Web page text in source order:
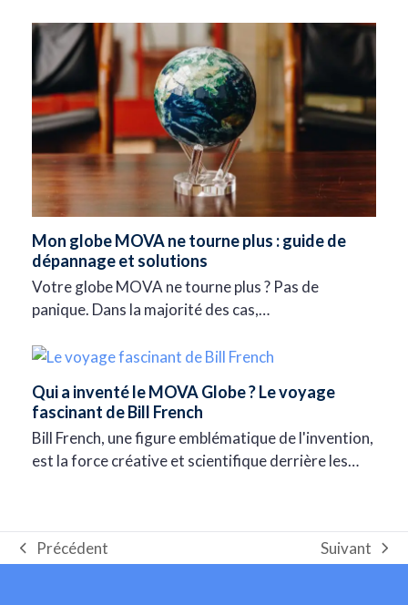
Mon globe MOVA ne tourne plus : guide de
dépannage et solutions
Votre globe MOVA ne tourne plus ? Pas de
panique. Dans la majorité des cas,…
Qui a inventé le MOVA Globe ? Le voyage
fascinant de Bill French
Bill French, une figure emblématique de l'invention,
est la force créative et scientifique derrière les…
Onglet
Précédent
next
Suivant